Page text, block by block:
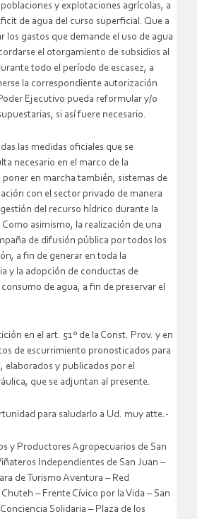
y explotaciones agrícolas, a
de agua del curso superficial. Que a
los gastos que demande el uso de agua
el otorgamiento de subsidios al
todo el período de escasez, a
la correspondiente autorización
Ejecutivo pueda reformular y/o
si así fuere necesario.
las medidas oficiales que se
necesario en el marco de la
en marcha también, sistemas de
con el sector privado de manera
del recurso hídrico durante la
asimismo, la realización de una
de difusión pública por todos los
a fin de generar en toda la
y la adopción de conductas de
de agua, a fin de preservar el
en el art. 51º de la Const. Prov. y en
de escurrimiento pronosticados para
elaborados y publicados por el
que se adjuntan al presente.
para saludarlo a Ud. muy atte.-
y Productores Agropecuarios de San
Independientes de San Juan –
de Turismo Aventura – Red
– Frente Cívico por la Vida – San
Solidaria – Plaza de los